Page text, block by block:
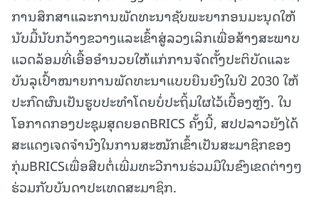
ການສຶກສາແລະການພັດທະນາຊັບພະຍາກອນມະນຸດໃຫ້
ນັບມື້ນັບກວ້າງຂວາງແລະເຂົ້າສູ່ລວງເລິກເພື່ອສ້າງສະພາບ
ແວດລ້ອມທີ່ເອື້ອອຳນວຍໃຫ້ແກ່ການຈັດຕັ້ງປະຕິບັດແລະ
ບັນລຸເປົ້າໝາຍການພັດທະນາແບບຍືນຍົງໃນປີ 2030 ໃຫ້
ປະກົດຜົນເປັນຮູບປະທໍາໂດຍບໍ່ປະຖິ້ມໃຜໄວ້ເບື້ອງຫຼັງ. ໃນ
ໂອກາດກອງປະຊຸມສຸດຍອດBRICS ຄັ້ງນີ້, ສປປລາວຍັງໄດ້
ສະແດງເຈດຈຳນົງໃນການສະໝັກເຂົ້າເປັນສະມາຊິກຂອງ
ກຸ່ມBRICSເພື່ອສືບຕໍ່ເພີ່ມທະວີການຮ່ວມມືໃນຂົງເຂດຕ່າງໆ
ຮ່ວມກັບບັນດາປະເທດສະມາຊິກ.